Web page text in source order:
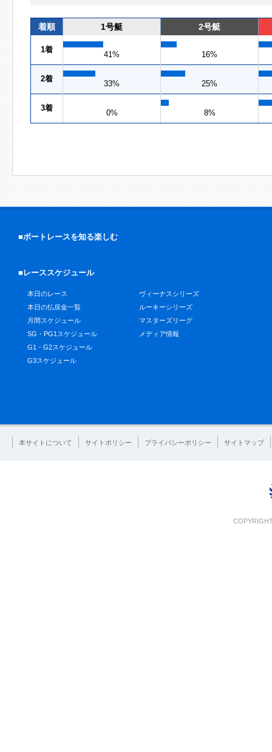
着順 1号艇 2号艇
1着
41% 16%
2着
33% 25%
3着
0% 8%
■ボートレースを知る楽しむ
■レーススケジュール
本日のレース
本日の払戻金一覧
月間スケジュール
SG・PG1スケジュール
G1・G2スケジュール
G3スケジュール
ヴィーナスシリーズ
ルーキーシリーズ
マスターズリーグ
メディア情報
本サイトについて サイトポリシー プライバシーポリシー サイトマップ